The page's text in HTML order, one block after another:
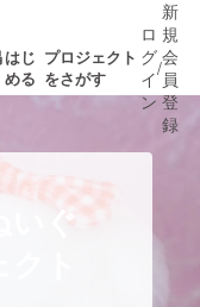
はじ
める
プロジェクト
をさがす
了が近いプ
ロ
グ
イ
ン
/
新
規
会
員
登
録
いぐ